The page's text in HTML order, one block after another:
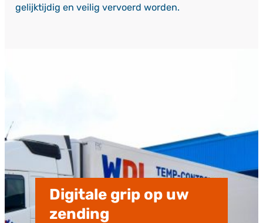
gelijktijdig en veilig vervoerd worden.
Digitale grip op uw
zending